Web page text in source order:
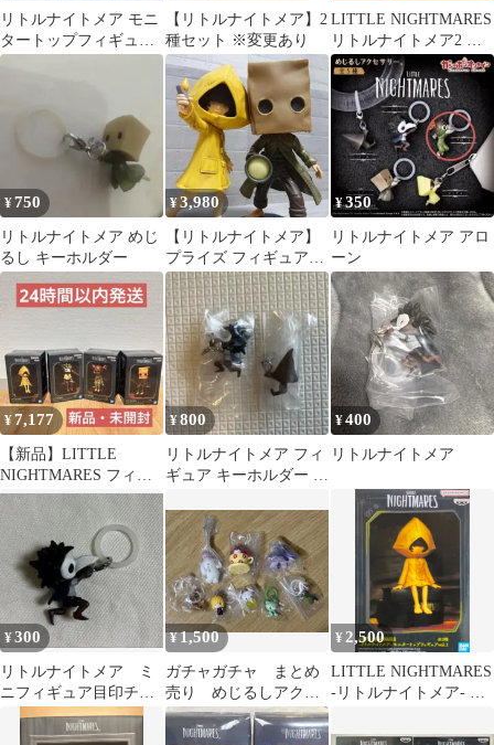
リトルナイトメア モニ
タートップフィギュ
ア モノ・ロゥ 2体セ
【リトルナイトメア】2
種セット ※変更あり
LITTLE NIGHTMARES
リトルナイトメア2 モ
ノ フィギュア
¥750
リトルナイトメア めじ
るし キーホルダー
¥3,980
【リトルナイトメア】
プライズ フィギュア
シックス モノ 2点セ
ット
¥350
リトルナイトメア アロ
ーン
¥7,177
【新品】LITTLE
NIGHTMARES フィギ
ュア 4種セット
¥800
リトルナイトメア フィ
ギュア キーホルダー 2
¥400
リトルナイトメア
¥300
リトルナイトメア ミ
ニフィギュア目印チャ
ーム
¥1,500
ガチャガチャ まとめ
売り めじるしアクセ
サリー など
¥ 2,500
LITTLE NIGHTMARES
-リトルナイトメア- モ
アvol.1 シックス